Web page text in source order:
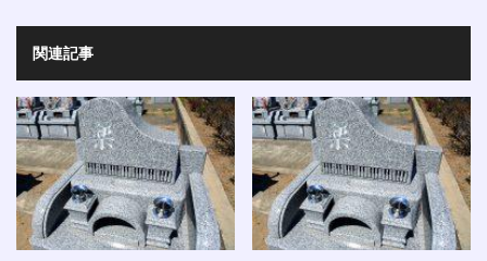
関連記事